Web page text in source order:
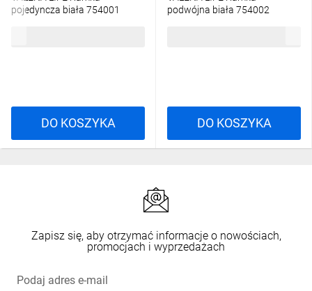
pojedyncza biała 754001
DO KOSZYKA
podwójna biała 754002
DO KOSZYKA
Zapisz się, aby otrzymać informacje o nowościach,
promocjach i wyprzedażach
Podaj adres e-mail